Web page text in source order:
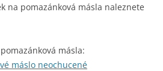
na pomazánková másla naleznete
másla:
máslo neochucené